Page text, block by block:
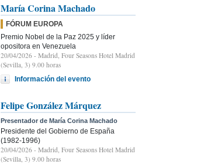
María Corina Machado
FÓRUM EUROPA
Premio Nobel de la Paz 2025 y líder
opositora en Venezuela
20/04/2026 - Madrid, Four Seasons Hotel Madrid
(Sevilla, 3) 9.00 horas
Información del evento
Felipe González Márquez
Presentador de María Corina Machado
Presidente del Gobierno de España
(1982-1996)
20/04/2026 - Madrid, Four Seasons Hotel Madrid
(Sevilla, 3) 9.00 horas